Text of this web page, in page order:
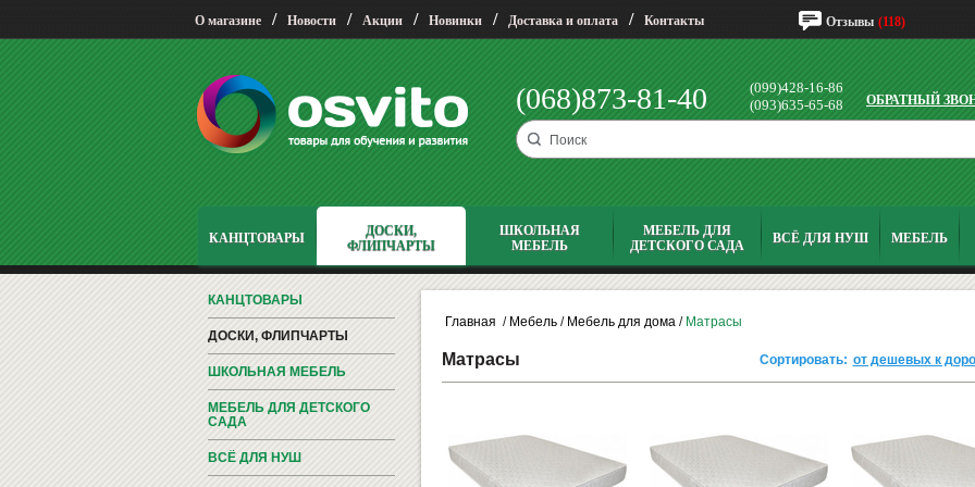
О магазине / Новости / Акции / Новинки / Доставка и оплата / Контакты Отзывы (118)
(068)873-81-40
(099)428-16-86
(093)635-65-68
ОБРАТНЫЙ
КАНЦТОВАРЫ
ДОСКИ,
ФЛИПЧАРТЫ
ШКОЛЬНАЯ
МЕБЕЛЬ
МЕБЕЛЬ ДЛЯ
ДЕТСКОГО САДА
ВСЁ ДЛЯ НУШ МЕБЕЛЬ
КАНЦТОВАРЫ
ДОСКИ, ФЛИПЧАРТЫ
ШКОЛЬНАЯ МЕБЕЛЬ
МЕБЕЛЬ ДЛЯ ДЕТСКОГО
САДА
ВСЁ ДЛЯ НУШ
Главная / Мебель / Мебель для дома / Матрасы
Матрасы Сортировать: от дешевых к